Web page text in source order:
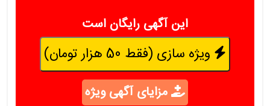
این آگهی رایگان است
ویژه سازی (فقط 50 هزار تومان)
مزایای آگهی ویژه